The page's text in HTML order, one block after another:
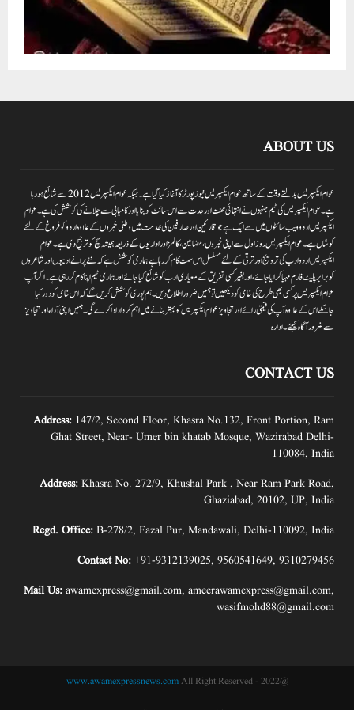
ABOUT US
عوام ایکسپریس بدلتے وقت کے ساتھ عوام ایکسپریس نیوز پورٹر کا آغاز کیا گیا ہے۔جبکہ عوام ایکسپریس 2012سے شائع ہورہا
ہے۔ عوام ایکسپریس کی ٹیم جنہوں نے انتہائی محنت اور جدت سے اس سائٹ کو بنایا اور کامیابی سے چلانے کی کوشش کی ہے۔عوام
ایکسپریس اردو ویب سائٹوں میں سے ایک ہے جو قارئین اور صارفین کی خدمت میں وطنی خبروں کے علاوہ اردو کو فروغ کے لئے
کوشاں ہے۔عوام ایکسپریس روز اول سے اپنی خبروں ،مضامین ،کالمز اور اداریوں کے ذریعہ ہمیشہ سچ کو ترجیح دی ہے۔عوام
ایکسپریس اردو ادب کی ترویج اور ترقی کے لئے مسلسل اس سمت کام کر رہا ہے ہماری کوشش ہے کہ نئے پرانے ادیبوں اور شاعروں
کو برابر پلیٹ فارم مہیا کرایا جائے،اور بغیر کسی تفریق کے معیاری ادب کو شائع کیا جائے اور ہماری ٹیم اپنا کام کر رہی ہے۔اگر آپ
عوام ایکسپریس پر کسی بھی طرح کی خامی کو دیکھیں تو ہمیں ضرور اطلاع دیں۔ہم پوری کوشش کریں گے کہ اس خامی کو دور کیا
جاسکے اس کے علاوہ آپ کی قیمتی رائے اور تجاویز عوام ایکسپریس کو بہتر بنانے میں اہم کردار اداکرے گی۔ہمیں اپنی آراءاور تجاویز
سے ضرور آگاہ کیجئے۔ ادارہ
CONTACT US
Address: 147/2, Second Floor, Khasra No.132, Front Portion, Ram
Ghat Street, Near- Umer bin khatab Mosque, Wazirabad Delhi-
110084, India
Address: Khasra No. 272/9, Khushal Park , Near Ram Park Road,
Ghaziabad, 20102, UP, India
Regd. Office: B-278/2, Fazal Pur, Mandawali, Delhi-110092, India
Contact No: +91-9312139025, 9560541649, 9310279456
Mail Us: awamexpress@gmail.com, ameerawamexpress@gmail.com,
wasifmohd88@gmail.com
@2022 -
www.awamexpressnews.comAll Right Reserved